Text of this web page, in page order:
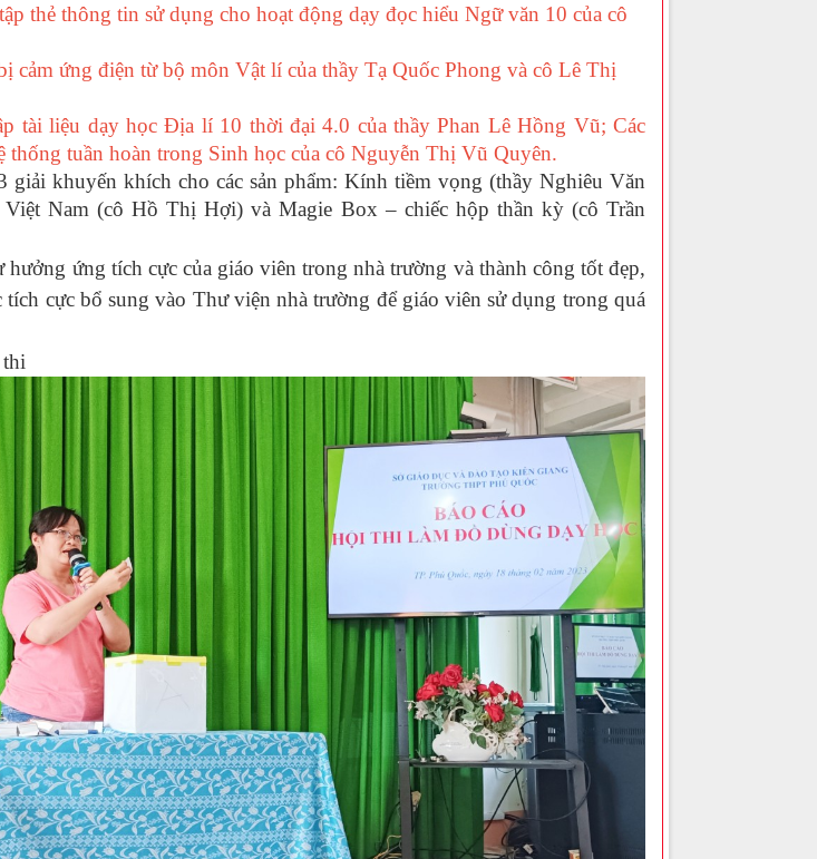
thẻ thông tin sử dụng cho hoạt động dạy đọc hiểu Ngữ văn 10 của cô
cảm ứng điện từ bộ môn Vật lí của thầy Tạ Quốc Phong và cô Lê Thị
tài liệu dạy học Địa lí 10 thời đại 4.0 của thầy Phan Lê Hồng Vũ; Các
thống tuần hoàn trong Sinh học của cô Nguyễn Thị Vũ Quyên.
khuyến khích cho các sản phẩm: Kính tiềm vọng (thầy Nghiêu Văn
Nam (cô Hồ Thị Hợi) và Magie Box – chiếc hộp thần kỳ (cô Trần
ứng tích cực của giáo viên trong nhà trường và thành công tốt đẹp,
tích cực bổ sung vào Thư viện nhà trường để giáo viên sử dụng trong quá